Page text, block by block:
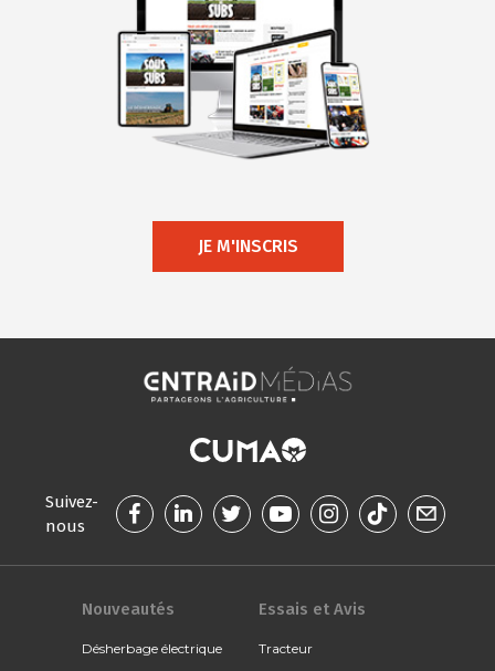
JE M'INSCRIS
Suivez-
nous
Nouveautés
Désherbage électrique
Essais et Avis
Tracteur